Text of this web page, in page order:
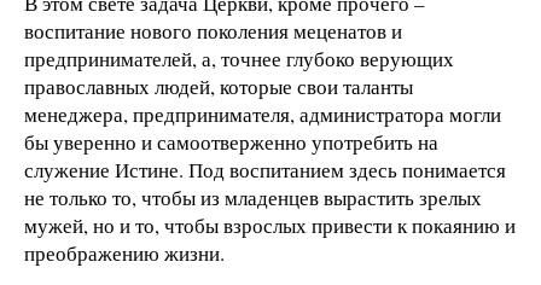
воспитание нового поколения меценатов и
предпринимателей, а, точнее глубоко верующих
православных людей, которые свои таланты
менеджера, предпринимателя, администратора могли
бы уверенно и самоотверженно употребить на
служение Истине. Под воспитанием здесь понимается
не только то, чтобы из младенцев вырастить зрелых
мужей, но и то, чтобы взрослых привести к покаянию и
преображению жизни.